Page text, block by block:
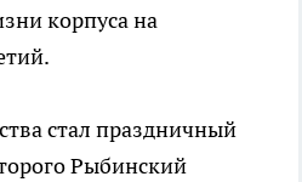
корпуса на
стал праздничный
Рыбинский